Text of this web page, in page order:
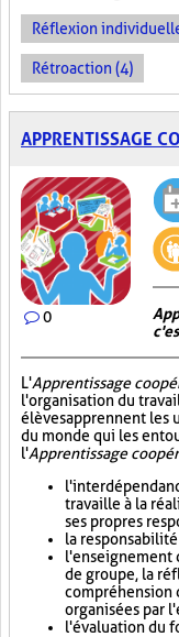
Réflexion
Rétroaction (4)
APPRENTISSAGE
0
L'Apprentissage
l'organisation du
élèves apprennent les
du monde qui les
l'Apprentissage
travaille à la
ses propres
la
l'enseignement
de groupe, la
compréhension
organisées par
l'évaluation du